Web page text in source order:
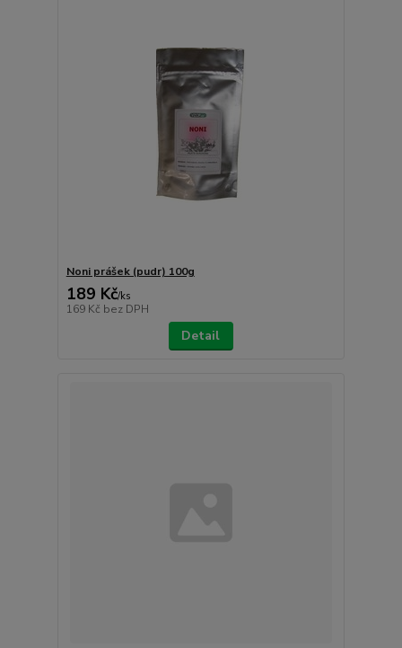
Noni prášek (pudr) 100g
189 Kč/ks
169 Kč bez DPH
Detail